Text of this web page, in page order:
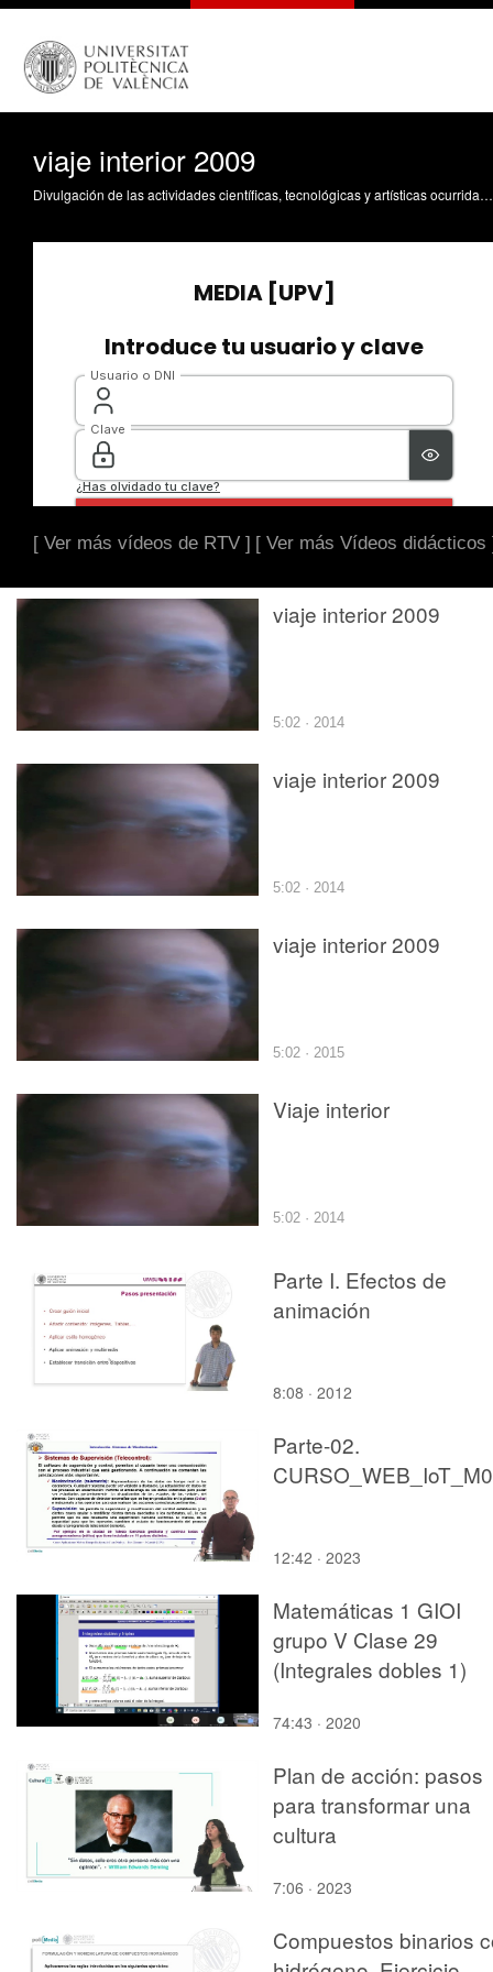
viaje interior 2009
Divulgación de las actividades científicas, tecnológicas y artísticas ocurridas en los tres campus de la UPV
[ Ver más vídeos de RTV ] [ Ver más Vídeos didácticos
viaje interior 2009
5:02 · 2014
viaje interior 2009
5:02 · 2014
viaje interior 2009
5:02 · 2015
Viaje interior
5:02 · 2014
Parte I. Efectos de
animación
8:08 · 2012
Parte-02.
12:42 · 2023
Matemáticas 1 GIOI
grupo V Clase 29
(Integrales dobles 1)
74:43 · 2020
Plan de acción: pasos
para transformar una
cultura
7:06 · 2023
Compuestos binarios